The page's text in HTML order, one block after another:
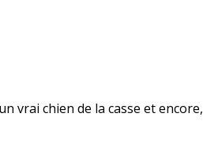
vrai chien de la casse et encore,